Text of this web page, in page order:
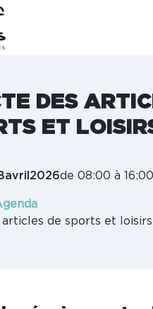
DES
ET
avril 2026de 08:00 à 16:00
de sports et loisirs